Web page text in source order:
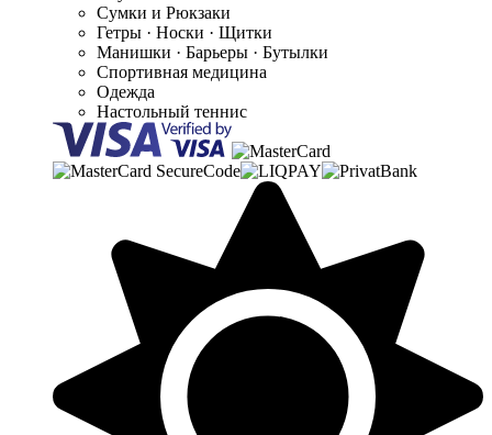
Сумки и Рюкзаки
Гетры · Носки · Щитки
Манишки · Барьеры · Бутылки
Спортивная медицина
Одежда
Настольный теннис